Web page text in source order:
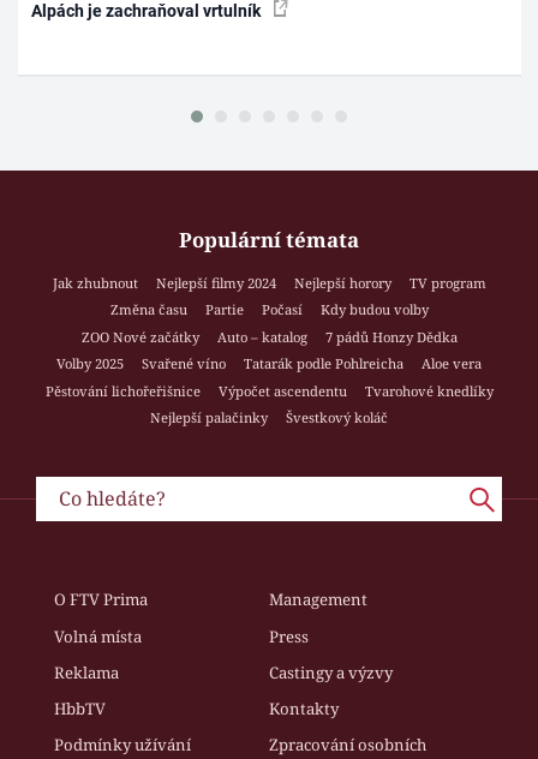
Alpách je zachraňoval vrtulník
Populární témata
Jak zhubnout Nejlepší filmy 2024 Nejlepší horory
TV program
Změna času
Partie Počasí
Kdy budou volby
ZOO Nové začátky
Auto – katalog
7 pádů Honzy Dědka
Volby 2025
Svařené víno Tatarák podle Pohlreicha
Aloe vera
Pěstování lichořeřišnice
Výpočet ascendentu
Tvarohové knedlíky
Nejlepší palačinky
Švestkový koláč
O FTV Prima
Management
Volná místa
Press
Reklama
Castingy a výzvy
HbbTV
Kontakty
Podmínky užívání
Zpracování osobních